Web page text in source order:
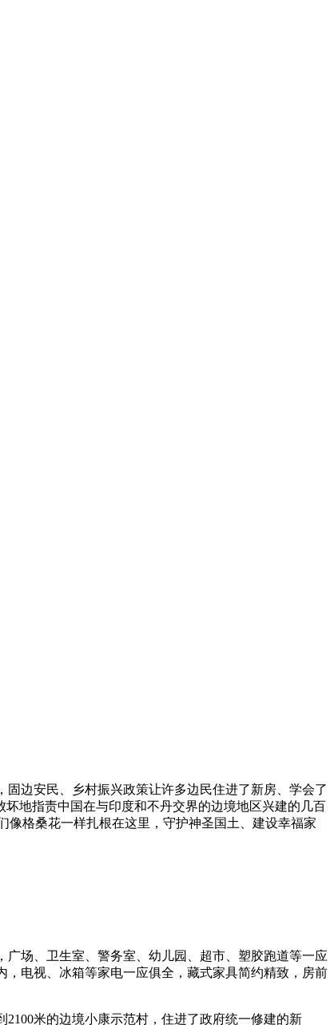
边安民、乡村振兴政策让许多边民住进了新房、学会了
地指责中国在与印度和不丹交界的边境地区兴建的几百
像格桑花一样扎根在这里，守护神圣国土、建设幸福家
场、卫生室、警务室、幼儿园、超市、塑胶跑道等一应
电视、冰箱等家电一应俱全，藏式家具简约精致，房前
米的边境小康示范村，住进了政府统一修建的新